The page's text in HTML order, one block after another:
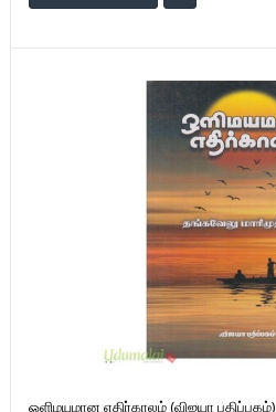
ஒளிமயமான எதிர்காலம் (விஜயா பதிப்பகம்)